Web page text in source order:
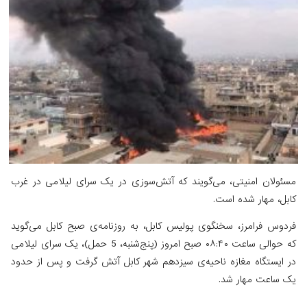
مسئولان امنیتی، می‌گویند که آتش‌سوزی در یک سرای لیلامی در غرب
کابل، مهار شده است.
فردوس فرامرز، سخنگوی پولیس کابل، به روزنامه‌ی صبح کابل می‌گوید
که حوالی ساعت ۰۸:۴۰ صبح امروز (پنج‌شنبه، 5 حمل)، یک سرای لیلامی
در ایستگاه مغازه ناحیه‌ی سیزدهم شهر کابل آتش گرفت و پس از حدود
یک ساعت مهار شد.